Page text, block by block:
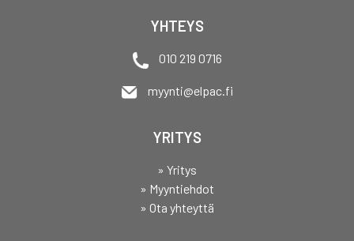
YHTEYS
010 219 0716
myynti@elpac.fi
YRITYS
» Yritys
» Myyntiehdot
» Ota yhteyttä